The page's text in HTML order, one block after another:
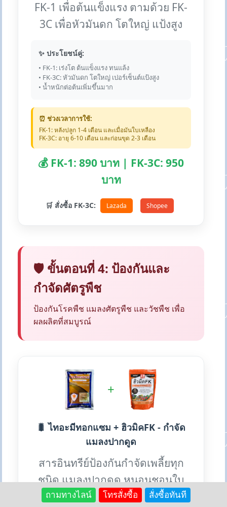
FK-1 เพื่อต้นแข็งแรง ตามด้วย FK-
3C เพื่อหัวมันดก โตใหญ่ แป้งสูง
✨ ประโยชน์คู่:
• FK-1: เร่งโต ต้นแข็งแรง ทนแล้ง
• FK-3C: หัวมันดก โตใหญ่ เปอร์เซ็นต์แป้งสูง
• น้ำหนักต่อต้นเพิ่มขึ้นมาก
⏰ ช่วงเวลาการใช้:
FK-1: หลังปลูก 1-4 เดือน และเมื่อมันใบเหลือง
FK-3C: อายุ 6-10 เดือน และก่อนขุด 2-3 เดือน
💰 FK-1: 890 บาท | FK-3C: 950
บาท
🛒 สั่งซื้อ FK-3C: Lazada Shopee
🛡️ ขั้นตอนที่ 4: ป้องกันและ
กำจัดศัตรูพืช
ป้องกันโรคพืช แมลงศัตรูพืช และวัชพืช เพื่อ
ผลผลิตที่สมบูรณ์
+
🐛 ไทอะมีทอกแซม + ฮิวมิคFK - กำจัด
แมลงปากดูด
สารอินทรีย์ป้องกันกำจัดเพลี้ยทุก
ชนิด แมลงปากดูด หนอนชอนใบ
และโล่ปลาดาว
ถามทางไลน์ โทรสั่งซื้อ สั่งซื้อทันที